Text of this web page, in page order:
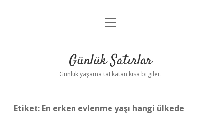
Anasayfa
Yasal Uyarı
menüyü
Günlük Satırlar
Günlük yaşama tat katan kısa bilgiler.
Etiket: En erken evlenme yaşı hangi ülkede